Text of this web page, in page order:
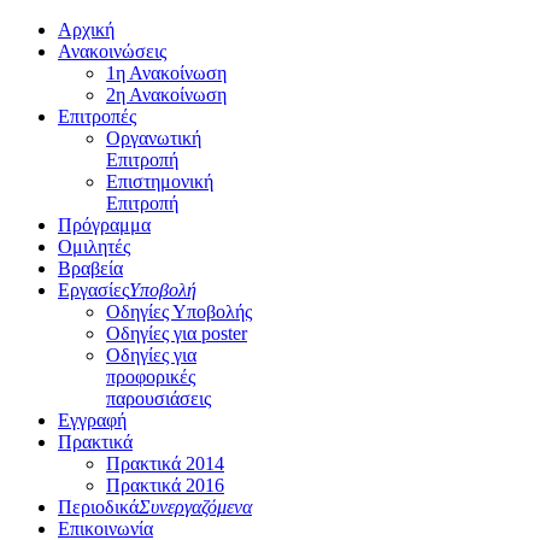
Αρχική
Ανακοινώσεις
1η Ανακοίνωση
2η Ανακοίνωση
Επιτροπές
Οργανωτική
Επιτροπή
Επιστημονική
Επιτροπή
Πρόγραμμα
Ομιλητές
Βραβεία
ΕργασίεςΥποβολή
Οδηγίες Υποβολής
Οδηγίες για poster
Οδηγίες για
προφορικές
παρουσιάσεις
Εγγραφή
Πρακτικά
Πρακτικά 2014
Πρακτικά 2016
ΠεριοδικάΣυνεργαζόμενα
Επικοινωνία